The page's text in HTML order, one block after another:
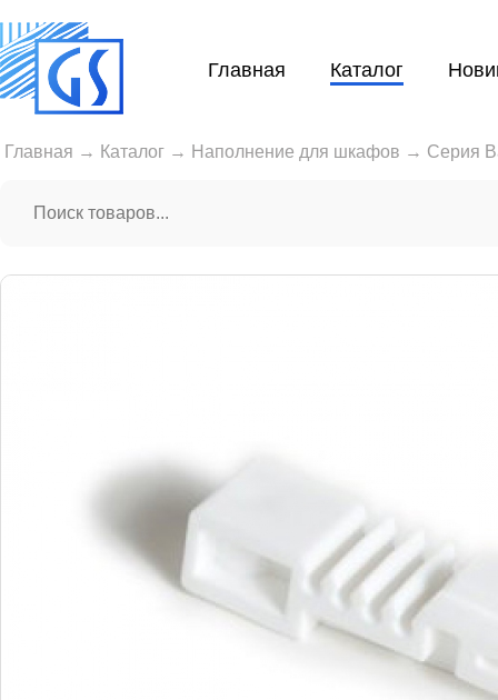
Главная Каталог
Главная → Каталог → Наполнение для шкафов → Серия